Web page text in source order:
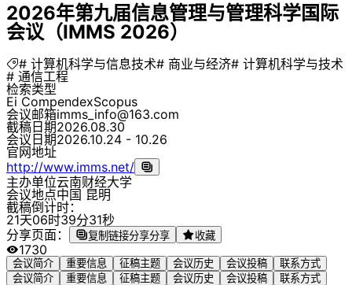
2026年第九届信息管理与管理科学国际
会议（IMMS 2026）
# 计算机科学与信息技术# 商业与经济# 计算机科学与技术
# 通信工程
检索类型
Ei CompendexScopus
会议邮箱imms_info@163.com
截稿日期2026.08.30
会议日期2026.10.24 - 10.26
官网地址
http://www.imms.net/
主办单位云南财经大学
会议地点中国 昆明
截稿倒计时：
21天06时39分31秒
分享页面：
复制链接分享分享 收藏
1730
会议简介 重要信息 征稿主题 会议历史 会议投稿
联系方式
会议简介
重要信息 征稿主题 会议历史 会议投稿 联系方式